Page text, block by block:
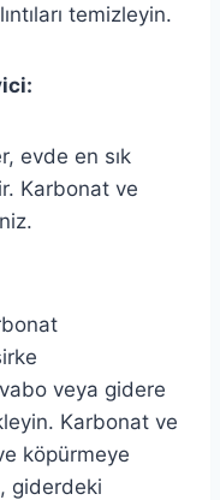
temizleyin.
evde en sık
Karbonat ve
veya gidere
Karbonat ve
köpürmeye
giderdeki